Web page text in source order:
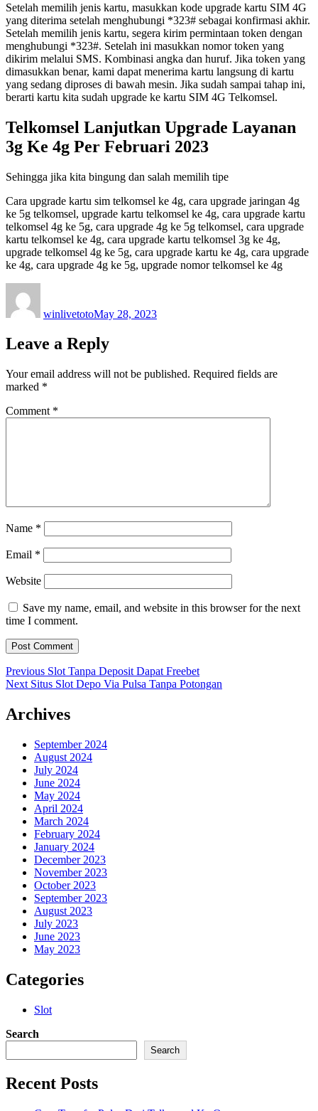
Setelah memilih jenis kartu, masukkan kode upgrade kartu SIM 4G
yang diterima setelah menghubungi *323# sebagai konfirmasi akhir.
Setelah memilih jenis kartu, segera kirim permintaan token dengan
menghubungi *323#. Setelah ini masukkan nomor token yang
dikirim melalui SMS. Kombinasi angka dan huruf. Jika token yang
dimasukkan benar, kami dapat menerima kartu langsung di kartu
yang sedang diproses di bawah mesin. Jika sudah sampai tahap ini,
berarti kartu kita sudah upgrade ke kartu SIM 4G Telkomsel.
Telkomsel Lanjutkan Upgrade Layanan
3g Ke 4g Per Februari 2023
Sehingga jika kita bingung dan salah memilih tipe
Cara upgrade kartu sim telkomsel ke 4g, cara upgrade jaringan 4g
ke 5g telkomsel, upgrade kartu telkomsel ke 4g, cara upgrade kartu
telkomsel 4g ke 5g, cara upgrade 4g ke 5g telkomsel, cara upgrade
kartu telkomsel ke 4g, cara upgrade kartu telkomsel 3g ke 4g,
upgrade telkomsel 4g ke 5g, cara upgrade kartu ke 4g, cara upgrade
ke 4g, cara upgrade 4g ke 5g, upgrade nomor telkomsel ke 4g
winlivetotoMay 28, 2023
Leave a Reply
Your email address will not be published. Required fields are
marked *
Comment *
Name *
Email *
Website
Save my name, email, and website in this browser for the next
time I comment.
Post
navigation
Previous Previous
post:
Slot Tanpa Deposit Dapat Freebet
Next Next
Situs Slot Depo Via Pulsa Tanpa Potongan
Archives
September 2024
August 2024
July 2024
June 2024
May 2024
April 2024
March 2024
February 2024
January 2024
December 2023
November 2023
October 2023
September 2023
August 2023
July 2023
June 2023
May 2023
Categories
Slot
Search
Search
Recent Posts